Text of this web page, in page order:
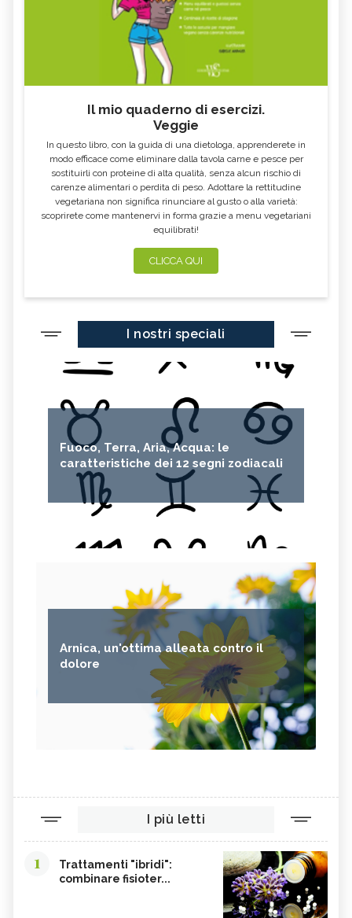
Il mio quaderno di esercizi.
Veggie
In questo libro, con la guida di una dietologa, apprenderete in
modo efficace come eliminare dalla tavola carne e pesce per
sostituirli con proteine di alta qualità, senza alcun rischio di
carenze alimentari o perdita di peso. Adottare la rettitudine
vegetariana non significa rinunciare al gusto o alla varietà:
scoprirete come mantenervi in forma grazie a menu vegetariani
equilibrati!
CLICCA QUI
I nostri speciali
Fuoco, Terra, Aria, Acqua: le
caratteristiche dei 12 segni zodiacali
Arnica, un'ottima alleata contro il
dolore
I più letti
1
Trattamenti "ibridi":
combinare fisioter...